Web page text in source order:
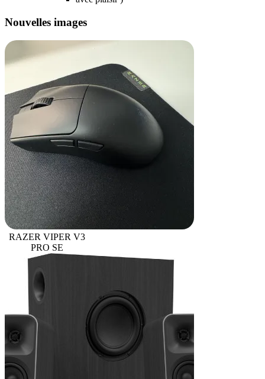
Nouvelles images
RAZER VIPER V3
PRO SE